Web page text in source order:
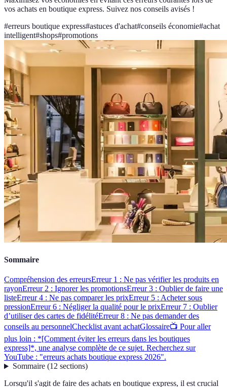
vos achats en boutique express. Suivez nos conseils avisés !
#erreurs boutique express#astuces d'achat#conseils économie#achat
intelligent#shops#promotions
Sommaire
Compréhension des erreursErreur 1 : Ne pas vérifier les produits en
rayonErreur 2 : Ignorer les promotionsErreur 3 : Oublier de faire une
listeErreur 4 : Ne pas comparer les prixErreur 5 : Acheter sous
pressionErreur 6 : Négliger la qualité pour le prixErreur 7 : Oublier
d’utiliser des cartes de fidélitéErreur 8 : Ne pas demander des
conseils au personnelChecklist avant achatGlossaire📺 Pour aller
plus loin : *[Comment éviter les erreurs dans les boutiques
express]*, une analyse complète de ce sujet. Recherchez sur
YouTube : "erreurs achats boutique express 2026".
Sommaire(12 sections)
Lorsqu'il s'agit de faire des achats en boutique express, il est crucial